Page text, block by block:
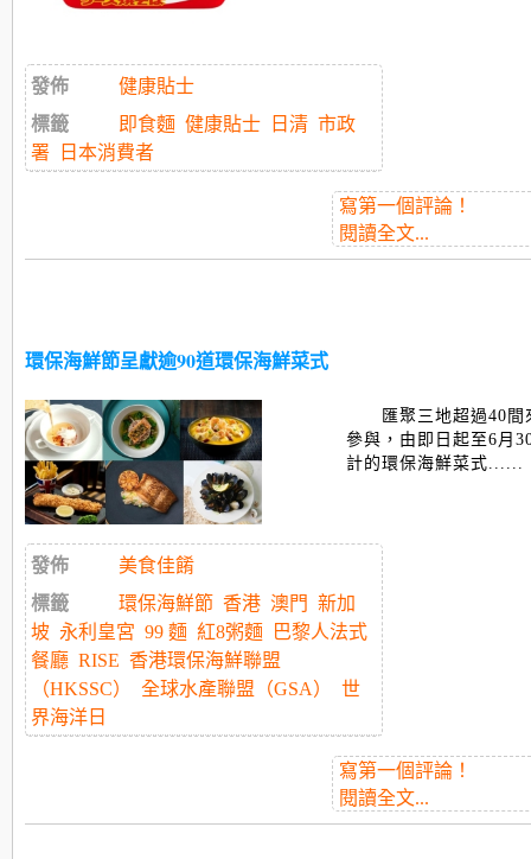
發佈
健康貼士
標籤
即食麵 健康貼士 日清 市政
署
日本消費者
寫第一個評論！
閱讀全文...
環保海鮮節呈獻逾90道環保海鮮菜式
匯聚三地超過40
參與， 由即日起至6月
計的環保海鮮菜式......
發佈
美食佳餚
標籤
環保海鮮節 香港 澳門 新加
坡 永利皇宮 99 麵 紅8粥麵
巴黎人法式
餐廳 RISE 香港環保海鮮聯盟
（HKSSC）
全球水產聯盟（GSA）
世
界海洋日
寫第一個評論！
閱讀全文...